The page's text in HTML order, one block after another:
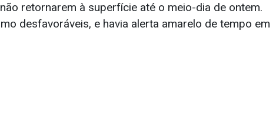
retornarem à superfície até o meio-dia de ontem.
desfavoráveis, e havia alerta amarelo de tempo em